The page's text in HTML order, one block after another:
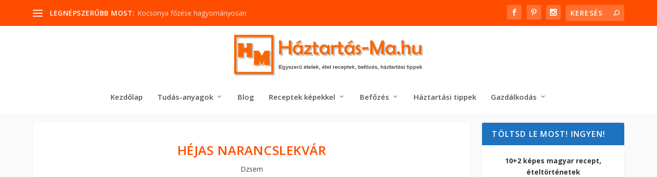
LEGNÉPSZERŰBB MOST: Kocsonya főzése hagyományosan
Kezdőlap Tudás-anyagok Blog Receptek képekkel Befőzés Háztartási tippek Gazdálkodás
HÉJAS NARANCSLEKVÁR
Dzsem
TÖLTSD LE MOST! INGYEN!
10+2 képes magyar recept,
ételtörténetek